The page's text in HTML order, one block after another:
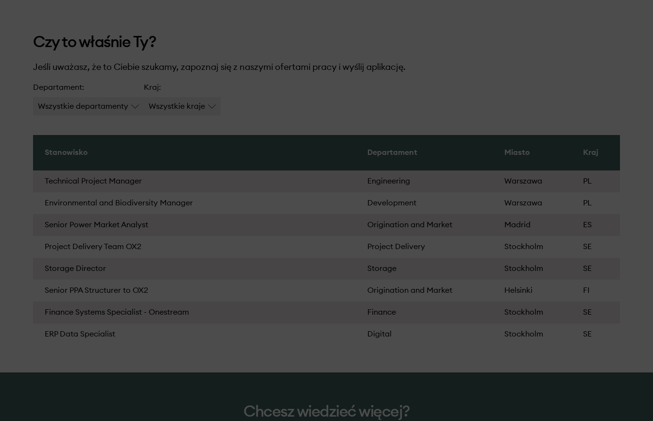
Czy to właśnie Ty?
Jeśli uważasz, że to Ciebie szukamy, zapoznaj się z naszymi ofertami pracy i wyślij aplikację.
Departament:
Wszystkie departamenty
Kraj:
Wszystkie kraje
Stanowisko Departament Miasto Kraj
Technical Project Manager Engineering Warszawa PL
Environmental and Biodiversity Manager Development Warszawa PL
Senior Power Market Analyst Origination and Market Madrid ES
Project Delivery Team OX2 Project Delivery Stockholm SE
Storage Director Storage Stockholm SE
Senior PPA Structurer to OX2 Origination and Market Helsinki FI
Finance Systems Specialist - Onestream Finance Stockholm SE
ERP Data Specialist Digital Stockholm SE
Chcesz wiedzieć więcej?